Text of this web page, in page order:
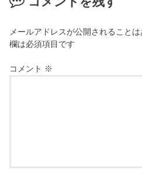
メールアドレスが公開されることは
欄は必須項目です
コメント ※